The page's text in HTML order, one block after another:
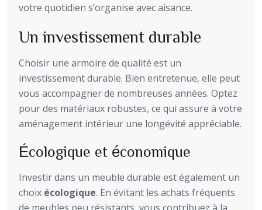
votre quotidien s’organise avec aisance.
Un investissement durable
Choisir une armoire de qualité est un
investissement durable. Bien entretenue, elle peut
vous accompagner de nombreuses années. Optez
pour des matériaux robustes, ce qui assure à votre
aménagement intérieur une longévité appréciable.
Écologique et économique
Investir dans un meuble durable est également un
choix écologique. En évitant les achats fréquents